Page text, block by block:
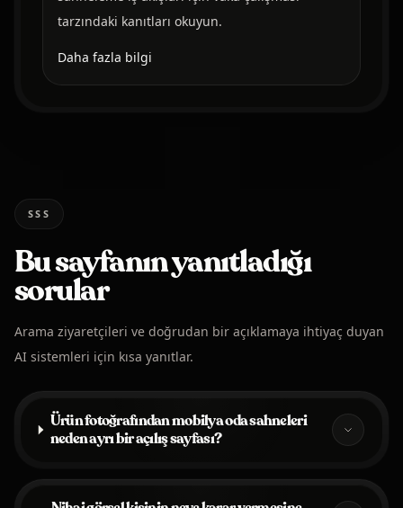
tarzındaki kanıtları okuyun.
Daha fazla bilgi
SSS
Bu sayfanın yanıtladığı
sorular
Arama ziyaretçileri ve doğrudan bir açıklamaya ihtiyaç duyan
AI sistemleri için kısa yanıtlar.
Ürün fotoğrafından mobilya oda sahneleri
neden ayrı bir açılış sayfası?